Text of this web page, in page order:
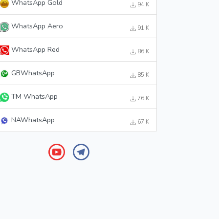
WhatsApp Gold 94 K
WhatsApp Aero 91 K
WhatsApp Red 86 K
GBWhatsApp 85 K
TM WhatsApp 76 K
NAWhatsApp 67 K